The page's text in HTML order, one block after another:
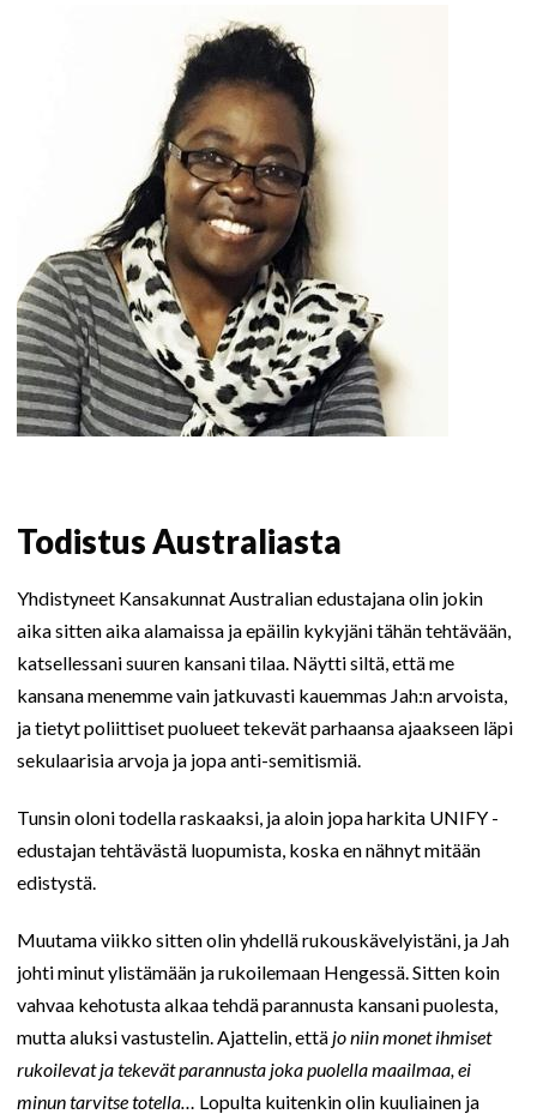
Todistus Australiasta
Yhdistyneet Kansakunnat Australian edustajana olin jokin
aika sitten aika alamaissa ja epäilin kykyjäni tähän tehtävään,
katsellessani suuren kansani tilaa. Näytti siltä, että me
kansana menemme vain jatkuvasti kauemmas Jah:n arvoista,
ja tietyt poliittiset puolueet tekevät parhaansa ajaakseen läpi
sekulaarisia arvoja ja jopa anti-semitismiä.
Tunsin oloni todella raskaaksi, ja aloin jopa harkita UNIFY -
edustajan tehtävästä luopumista, koska en nähnyt mitään
edistystä.
Muutama viikko sitten olin yhdellä rukouskävelyistäni, ja Jah
johti minut ylistämään ja rukoilemaan Hengessä. Sitten koin
vahvaa kehotusta alkaa tehdä parannusta kansani puolesta,
mutta aluksi vastustelin. Ajattelin, että jo niin monet ihmiset
rukoilevat ja tekevät parannusta joka puolella maailmaa, ei
minun tarvitse totella… Lopulta kuitenkin olin kuuliainen ja